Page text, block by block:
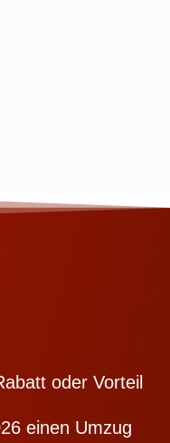
oder Vorteil
einen Umzug